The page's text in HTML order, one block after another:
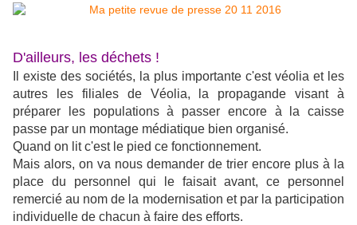
D'ailleurs, les déchets !
Il existe des sociétés, la plus importante c'est véolia et les
autres les filiales de Véolia, la propagande visant à
préparer les populations à passer encore à la caisse
passe par un montage médiatique bien organisé.
Quand on lit c'est le pied ce fonctionnement.
Mais alors, on va nous demander de trier encore plus à la
place du personnel qui le faisait avant, ce personnel
remercié au nom de la modernisation et par la participation
individuelle de chacun à faire des efforts.